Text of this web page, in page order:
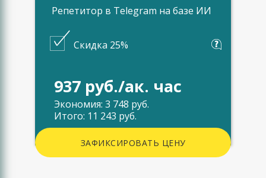
Репетитор в Telegram на базе ИИ
Скидка 25%
937 руб./ак. час
Экономия: 3 748 руб.
Итого: 11 243 руб.
ЗАФИКСИРОВАТЬ ЦЕНУ